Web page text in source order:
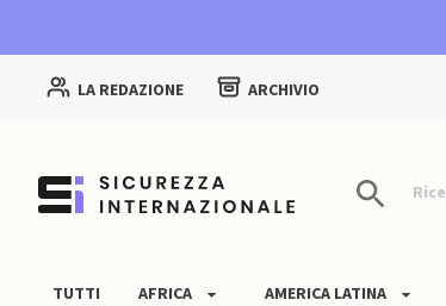
LA REDAZIONE ARCHIVIO
TUTTI AFRICA AMERICA LATINA